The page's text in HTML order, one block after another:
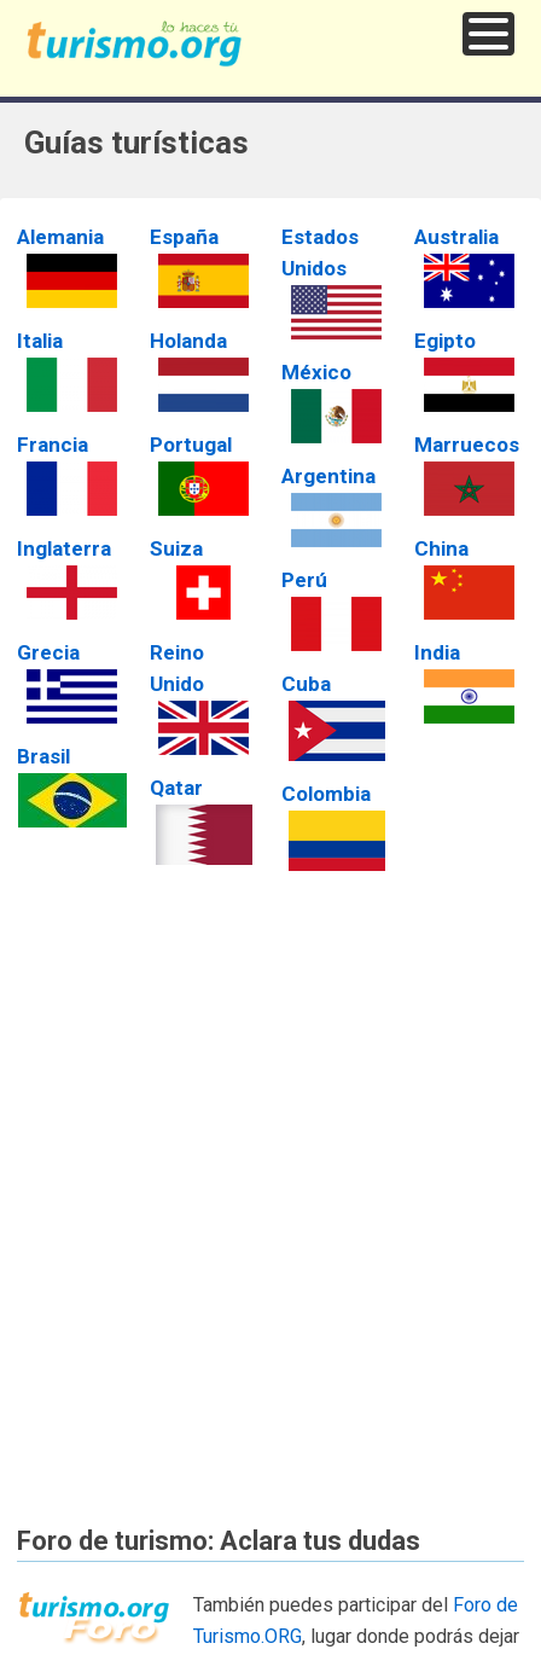
Guías turísticas
Alemania
Italia
Francia
Inglaterra
Grecia
Brasil
España
Holanda
Portugal
Suiza
Reino
Unido
Qatar
Estados
Unidos
México
Argentina
Perú
Cuba
Colombia
Australia
Egipto
Marruecos
China
India
Foro de turismo: Aclara tus dudas
También puedes participar del Foro de
Turismo.ORG, lugar donde podrás dejar